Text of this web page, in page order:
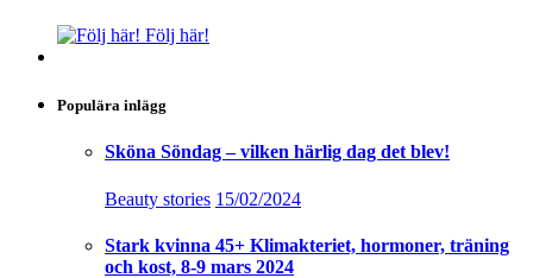
Följ här!
Populära inlägg
Sköna Söndag – vilken härlig dag det blev!
Beauty stories 15/02/2024
Stark kvinna 45+ Klimakteriet, hormoner, träning
och kost, 8-9 mars 2024